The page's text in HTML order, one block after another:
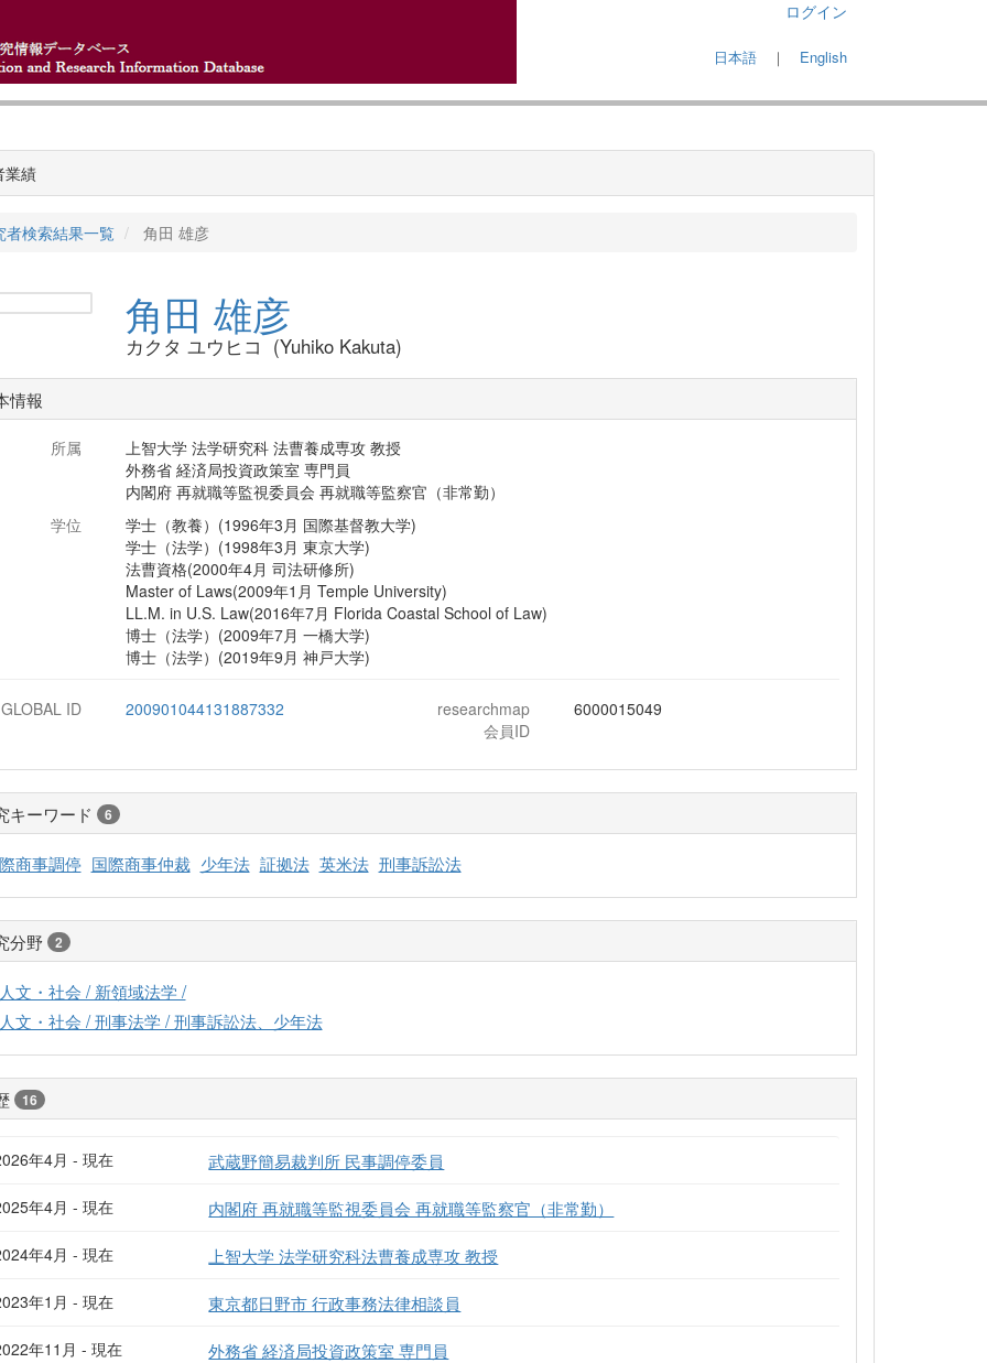
ログイン
日本語 ｜ English
業績
者検索結果一覧 角田 雄彦
角田 雄彦
カクタ ユウヒコ (Yuhiko Kakuta)
情報
所属
上智大学 法学研究科 法曹養成専攻 教授
外務省 経済局投資政策室 専門員
内閣府 再就職等監視委員会 再就職等監察官（非常勤）
学位
学士（教養）(1996年3月 国際基督教大学)
学士（法学）(1998年3月 東京大学)
法曹資格(2000年4月 司法研修所)
Master of Laws(2009年1月 Temple University)
LL.M. in U.S. Law(2016年7月 Florida Coastal School of Law)
博士（法学）(2009年7月 一橋大学)
博士（法学）(2019年9月 神戸大学)
ID 200901044131887332
researchmap
会員ID
6000015049
キーワード 6
商事調停 国際商事仲裁 少年法 証拠法 英米法 刑事訴訟法
分野 2
文・社会 / 新領域法学 /
文・社会 / 刑事法学 / 刑事訴訟法、少年法
16
年4月 - 現在 武蔵野簡易裁判所 民事調停委員
年4月 - 現在 内閣府 再就職等監視委員会 再就職等監察官（非常勤）
年4月 - 現在 上智大学 法学研究科法曹養成専攻 教授
年1月 - 現在 東京都日野市 行政事務法律相談員
年11月 - 現在 外務省 経済局投資政策室 専門員